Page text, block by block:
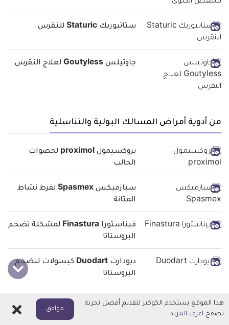
ستاتيوريك Staturic للنقرس
جاوتيلس Goutyless لعلاج النقرس
من أدوية أمراض المسالك البولية والتناسلية
بروكسيمول proximol لحصوات
الحالب
سبازميكس Spasmex لفرط نشاط
المثانة
فيناستورا Finastura لمشكلة تضخم
البروستاتا
ديودارت Duodart كبسولات لتضخم
البروستاتا
أمراض متعلقة
هذا الموقع يستخدم الكوكيز لتقديم أفضل تجربة
تصفح اعرف المزيد
موافق اغلاق